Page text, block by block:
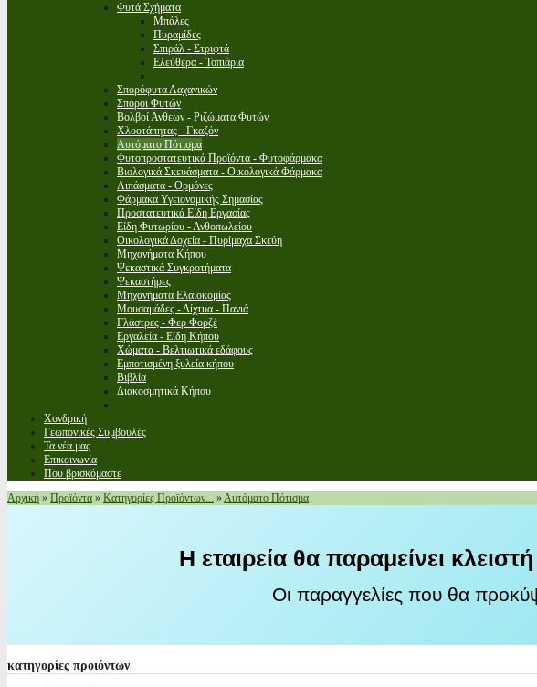
Φυτά Σχήματα
Μπάλες
Πυραμίδες
Σπιράλ - Στριφτά
Ελεύθερα - Τοπιάρια
Σπορόφυτα Λαχανικών
Σπόροι Φυτών
Βολβοί Ανθεων - Ριζώματα Φυτών
Χλοοτάπητας - Γκαζόν
Αυτόματο Πότισμα
Φυτοπροστατευτικά Προϊόντα - Φυτοφάρμακα
Βιολογικά Σκευάσματα - Οικολογικά Φάρμακα
Λιπάσματα - Ορμόνες
Φάρμακα Υγειονομικής Σημασίας
Προστατευτικά Είδη Εργασίας
Είδη Φυτωρίου - Ανθοπωλείου
Οικολογικά Δοχεία - Πυρίμαχα Σκεύη
Μηχανήματα Κήπου
Ψεκαστικά Συγκροτήματα
Ψεκαστήρες
Μηχανήματα Ελαιοκομίας
Μουσαμάδες - Δίχτυα - Πανιά
Γλάστρες - Φερ Φορζέ
Εργαλεία - Είδη Κήπου
Χώματα - Βελτιωτικά εδάφους
Εμποτισμένη ξυλεία κήπου
Βιβλία
Διακοσμητικά Κήπου
Χονδρική
Γεωπονικές Συμβουλές
Τα νέα μας
Επικοινωνία
Που βρισκόμαστε
Αρχική » Προϊόντα » Κατηγορίες Προϊόντων... »Αυτόματο Πότισμα
Η εταιρεία θα παραμείνει
Οι παραγγελίες που θα
κατηγορίες προιόντων